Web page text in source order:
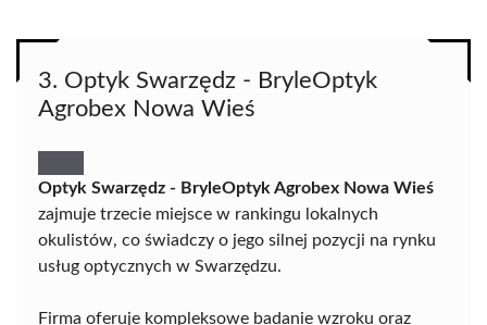
3. Optyk Swarzędz - BryleOptyk
Agrobex Nowa Wieś
Optyk Swarzędz - BryleOptyk Agrobex Nowa Wieś
zajmuje trzecie miejsce w rankingu lokalnych
okulistów, co świadczy o jego silnej pozycji na rynku
usług optycznych w Swarzędzu.
Firma oferuje kompleksowe badanie wzroku oraz